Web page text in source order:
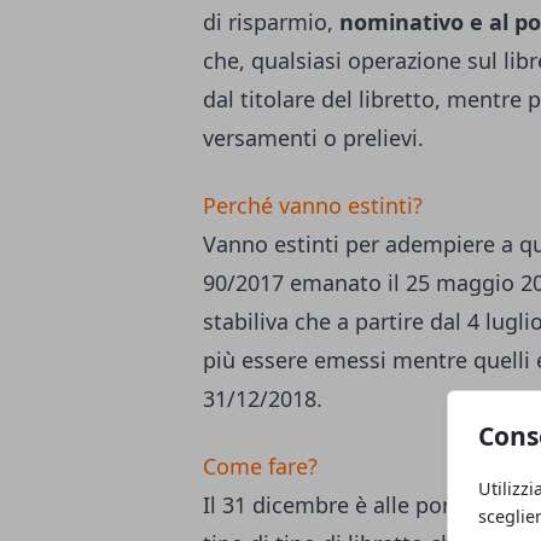
di risparmio, nominativo e al
che, qualsiasi operazione sul
dal titolare del libretto, mentre
versamenti o prelievi.
Perché vanno estinti?
Vanno estinti per adempiere a
90/2017 emanato il 25 maggio
stabiliva che a partire dal 4
più essere emessi mentre
31/12/2018.
Come fare?
Il 31 dicembre è alle porte.